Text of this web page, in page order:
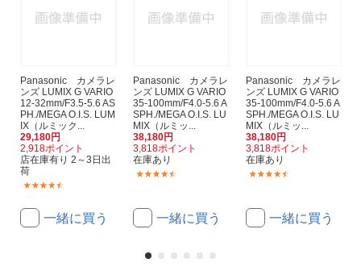
Panasonic カメラレ
ンズ LUMIX G VARIO
12-32mm/F3.5-5.6 AS
PH./MEGA O.I.S. LUM
IX（ルミック...
29,180円
2,918ポイント
店在庫有り 2～3日出
荷
一緒に買う
Panasonic カメラレ
ンズ LUMIX G VARIO
35-100mm/F4.0-5.6 A
SPH./MEGA O.I.S. LU
MIX（ルミッ...
38,180円
3,818ポイント
在庫あり
一緒に買う
Panasonic カメラレ
ンズ LUMIX G VARIO
35-100mm/F4.0-5.6 A
SPH./MEGA O.I.S. LU
MIX（ルミッ...
38,180円
3,818ポイント
在庫あり
一緒に買う